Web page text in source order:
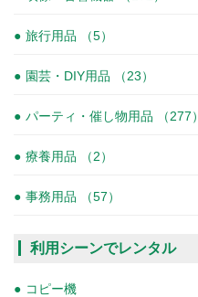
旅行用品 （5）
園芸・DIY用品 （23）
パーティ・催し物用品 （277）
療養用品 （2）
事務用品 （57）
利用シーンでレンタル
コピー機